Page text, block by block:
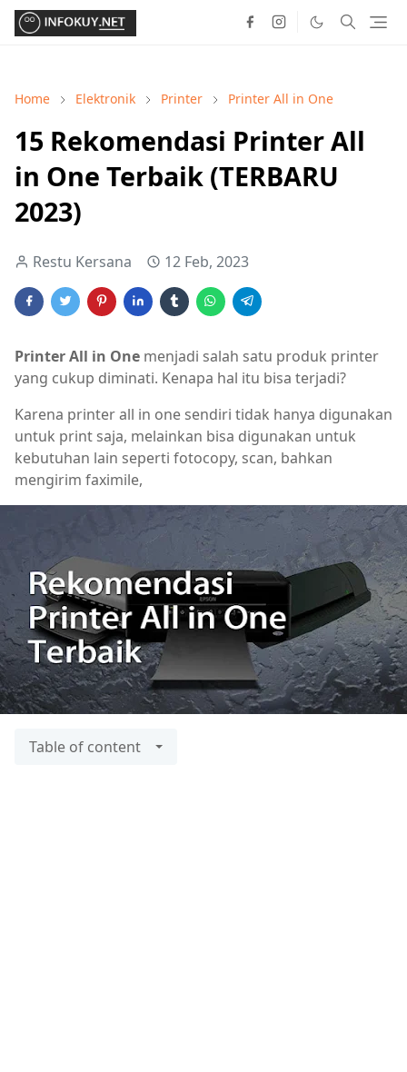
Home Elektronik Printer Printer All in One
15 Rekomendasi Printer All
in One Terbaik (TERBARU
2023)
Restu Kersana 12 Feb, 2023
Printer All in One menjadi salah satu produk printer
yang cukup diminati. Kenapa hal itu bisa terjadi?
Karena printer all in one sendiri tidak hanya digunakan
untuk print saja, melainkan bisa digunakan untuk
kebutuhan lain seperti fotocopy, scan, bahkan
mengirim faximile,
Table of content